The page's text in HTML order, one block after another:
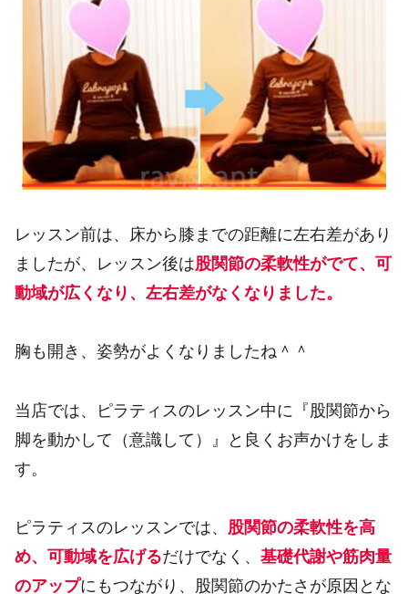
レッスン前は、床から膝までの距離に左右差があり
ましたが、レッスン後は股関節の柔軟性がでて、可
動域が広くなり、左右差がなくなりました。
胸も開き、姿勢がよくなりましたね＾＾
当店では、ピラティスのレッスン中に『股関節から
脚を動かして（意識して）』と良くお声かけをしま
す。
ピラティスのレッスンでは、 股関節の柔軟性を高
め、可動域を広げるだけでなく、 基礎代謝や筋肉量
のアップにもつながり、股関節のかたさが原因とな